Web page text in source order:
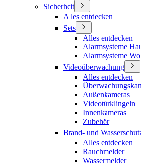
Sicherheit
Alles entdecken
Sets
Alles entdecken
Alarmsysteme
Alarmsysteme
Videoüberwachung
Alles entdecken
Außenkameras
Videotürklingeln
Innenkameras
Zubehör
Brand- und
Alles entdecken
Rauchmelder
Wassermelder